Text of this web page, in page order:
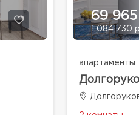
69
1 084 730
апартаменты